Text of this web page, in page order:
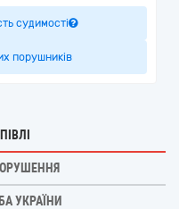
судимості
порушників
УКРАЇНИ